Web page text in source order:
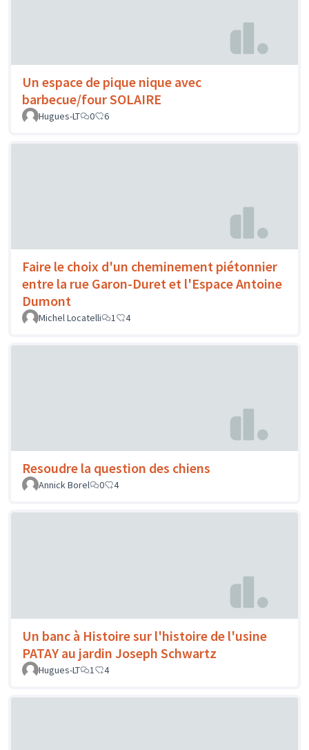
Un espace de pique nique avec
barbecue/four SOLAIRE
Hugues-LT 0 6
Faire le choix d'un cheminement piétonnier
entre la rue Garon-Duret et l'Espace Antoine
Dumont
Michel Locatelli 1 4
Resoudre la question des chiens
Annick Borel 0 4
Un banc à Histoire sur l'histoire de l'usine
PATAY au jardin Joseph Schwartz
Hugues-LT 1 4